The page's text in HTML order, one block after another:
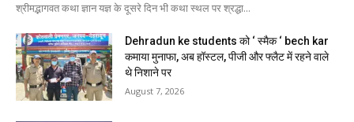
श्रीमद्भागवत कथा ज्ञान यज्ञ के दूसरे दिन भी कथा स्थल पर श्रद्धा...
Dehradun ke students को ‘ स्मैक ‘ bech kar
कमाया मुनाफा, अब हॉस्टल, पीजी और फ्लैट में रहने वाले
थे निशाने पर
August 7, 2026